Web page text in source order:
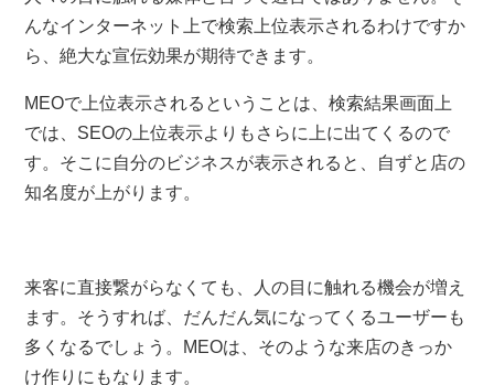
んなインターネット上で検索上位表示されるわけですか
ら、絶大な宣伝効果が期待できます。
MEOで上位表示されるということは、検索結果画面上
では、SEOの上位表示よりもさらに上に出てくるので
す。そこに自分のビジネスが表示されると、自ずと店の
知名度が上がります。
来客に直接繋がらなくても、人の目に触れる機会が増え
ます。そうすれば、だんだん気になってくるユーザーも
多くなるでしょう。MEOは、そのような来店のきっか
け作りにもなります。